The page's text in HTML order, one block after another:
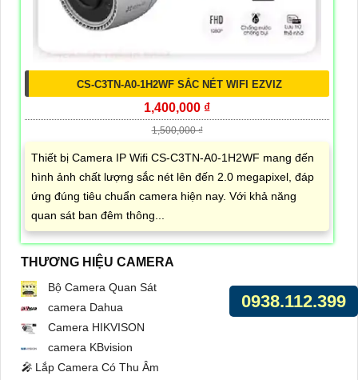
CS-C3TN-A0-1H2WF SẮC NÉT WIFI EZVIZ
1,400,000 ₫
1,500,000 ₫
Thiết bị Camera IP Wifi CS-C3TN-A0-1H2WF mang đến
hình ảnh chất lượng sắc nét lên đến 2.0 megapixel, đáp
ứng đúng tiêu chuẩn camera hiện nay. Với khả năng
quan sát ban đêm thông...
THƯƠNG HIỆU CAMERA
Bộ Camera Quan Sát
camera Dahua
Camera HIKVISON
camera KBvision
️🎤️ Lắp Camera Có Thu Âm
0938.112.399